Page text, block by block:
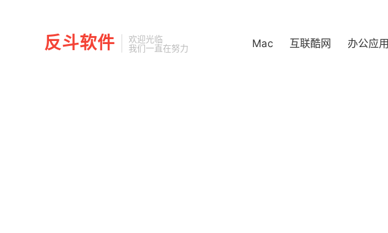
反斗软件
欢迎光临
我们一直在努力
Mac 互联酷网 办公应用